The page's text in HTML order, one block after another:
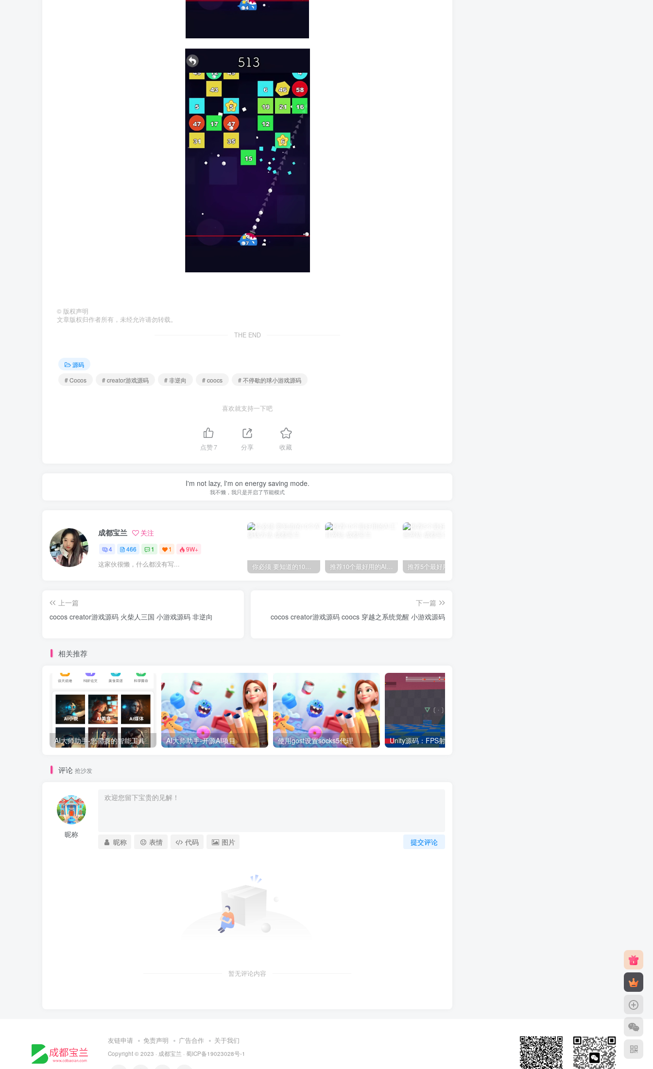
© 版权声明
文章版权归作者所有，未经允许请勿转载。
THE END
源码
# Cocos
# creator游戏源码 # 非逆向 # coocs # 不停歇的球小游戏源码
喜欢就支持一下吧
点赞7 分享 收藏
I'm not lazy, I'm on energy saving mode.
我不懒，我只是开启了节能模式
成都宝兰 关注
4 466 1 1 9W+
这家伙很懒，什么都没有写... 你必须 要知道的10个AI赚钱方法 推荐10个最好用的AI工具网站
上一篇
cocos creator游戏源码 火柴人三国 小游戏源码 非逆向
下一篇
cocos creator游戏源码 coocs 穿越之系统觉醒 小游戏源码
相关推荐
AI大师助手-您需要的智能工具 AI大师助手-开源AI项目 使用gost设置socks5代理
评论 抢沙发
昵称
提交评论
昵称 表情 代码 图片
暂无评论内容
友链申请 免责声明 广告合作 关于我们
Copyright © 2023 · 成都宝兰 · 蜀ICP备19023028号-1